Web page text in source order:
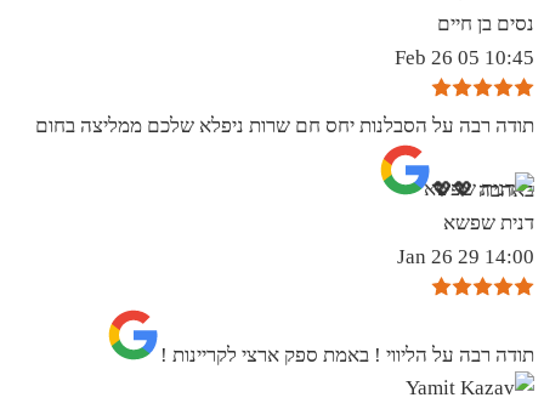
נסים בן חיים
10:45 05 Feb 26
תודה רבה על הסבלנות יחס חם שרות ניפלא שלכם ממליצה בחום
באהבה 💖💖
דנית שפשא
14:00 29 Jan 26
תודה רבה על הליווי ! באמת ספק ארצי לקריינות !